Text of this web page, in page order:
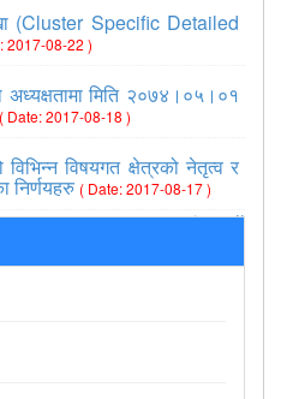
(Cluster Specific Detailed
2017-08-22 )
मिति २०७४।०५।०१
( Date: 2017-08-18 )
विषयगत क्षेत्रको नेतृत्व र
निर्णयहरु ( Date: 2017-08-17 )
>>view all